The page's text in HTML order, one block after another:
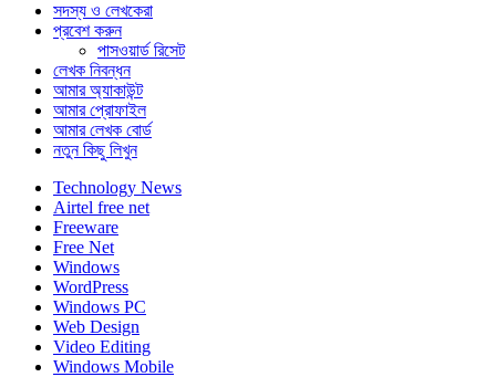
সদস্য ও লেখকেরা
প্রবেশ করুন
পাসওয়ার্ড রিসেট
লেখক নিবন্ধন
আমার অ্যাকাউন্ট
আমার প্রোফাইল
আমার লেখক বোর্ড
নতুন কিছু লিখুন
Technology News
Airtel free net
Freeware
Free Net
Windows
WordPress
Windows PC
Web Design
Video Editing
Windows Mobile